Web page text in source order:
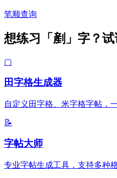
笔顺查询
想练习「剷」字？
▢
田字格生成器
自定义田字格、米字格字帖，
📝
字帖大师
专业字帖生成工具，支持多种